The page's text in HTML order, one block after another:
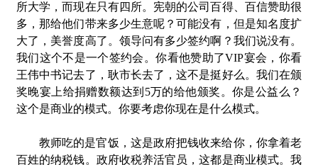
所大学，而现在只有四所。宪朝的公司百得、百信赞助很
多，那给他们带来多少生意呢？可能没有，但是知名度扩
大了，美誉度高了。领导问有多少签约啊？我们说没有。
我们这个不是一个签约会。你看他赞助了VIP宴会，你看
王伟中书记去了，耿市长去了，这不是挺好么。我们在颁
奖晚宴上给捐赠数额达到5万的给他颁奖。你是公益么？
这个是商业的模式。你要考虑你现在是什么模式。
教师吃的是官饭，这是政府把钱收来给你，你拿着老
百姓的纳税钱。政府收税养活官员，这都是商业模式。我